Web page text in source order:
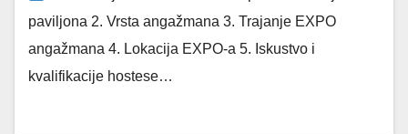
paviljona 2. Vrsta angažmana 3. Trajanje EXPO
angažmana 4. Lokacija EXPO-a 5. Iskustvo i
kvalifikacije hostese…